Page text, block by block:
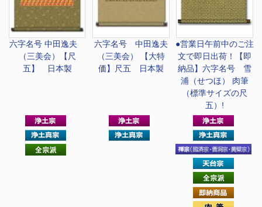
六字名号 中田逸夫
（三美会）【尺
五】 日本製
六字名号 中田逸夫
（三美会） 【大特
価】尺五 日本製
●営業日午前中のご注
文で即日出荷！
【即
納品】六字名号 雪
浦（せつほ） 肉筆
（標準サイズの尺
五）!